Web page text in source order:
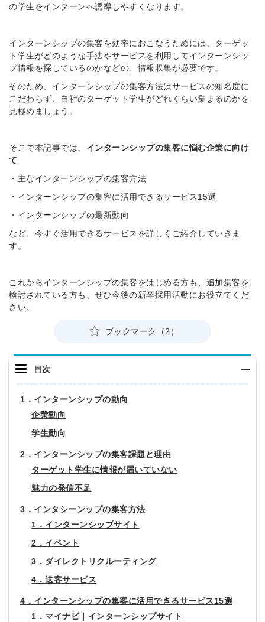
の学生をインターンへ誘導しやすくなります。
インターンシップの集客を効率におこなうためには、ターゲッ
ト学生がどのような手法やサービスを利用してインターンシッ
プ情報を探しているのかなどの、情報収集が必要です。
そのため、インターンシップの集客方法はサービスの知名度に
こだわらず、自社のターゲット学生がどれくらい集まるのかを
見極めましょう。
そこで本記事では、 インターンシップの集客に悩む企業に向け
て
・主なインターンシップの集客方法
・インターンシップの集客に活用できるサービス15選
・インターンシップの最新動向
など、今すぐ活用できるサービスを詳しくご紹介していきま
す。
これからインターンシップの集客をはじめる方も、追加集客を
検討されている方も、ぜひ今後の新卒採用活動にお役立てくだ
さい。
ブックマーク（2）
目次
1．インターンシップの動向
企業動向
学生動向
2．インターンシップの集客課題と理由
ターゲット学生に情報が届いていない
魅力の発信不足
3．インタシーンップの集客方法
1．インターンシップサイト
2．イベント
3．ダイレクトリクルーティング
4．送客サービス
4．インターンシップの集客に活用できるサービス15選
1．マイナビ｜インターンシップサイト